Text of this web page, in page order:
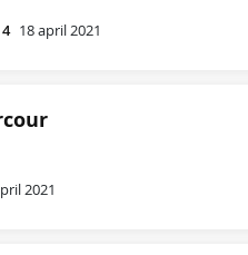
18 april 2021
2021